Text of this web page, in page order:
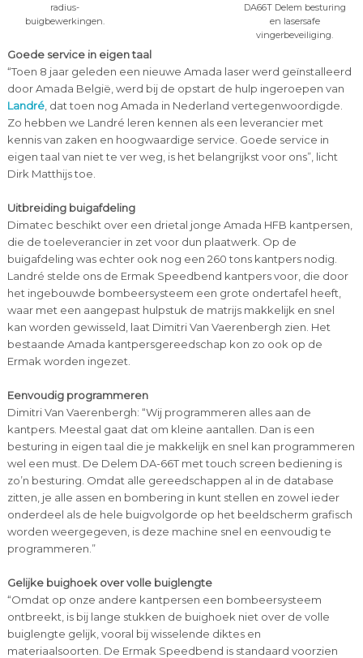
radius-
buigbewerkingen.
DA66T Delem besturing
en lasersafe
vingerbeveiliging.
Goede service in eigen taal
“Toen 8 jaar geleden een nieuwe Amada laser werd geïnstalleerd
door Amada België, werd bij de opstart de hulp ingeroepen van
Landré, dat toen nog Amada in Nederland vertegenwoordigde.
Zo hebben we Landré leren kennen als een leverancier met
kennis van zaken en hoogwaardige service. Goede service in
eigen taal van niet te ver weg, is het belangrijkst voor ons”, licht
Dirk Matthijs toe.
Uitbreiding buigafdeling
Dimatec beschikt over een drietal jonge Amada HFB kantpersen,
die de toeleverancier in zet voor dun plaatwerk. Op de
buigafdeling was echter ook nog een 260 tons kantpers nodig.
Landré stelde ons de Ermak Speedbend kantpers voor, die door
het ingebouwde bombeersysteem een grote ondertafel heeft,
waar met een aangepast hulpstuk de matrijs makkelijk en snel
kan worden gewisseld, laat Dimitri Van Vaerenbergh zien. Het
bestaande Amada kantpersgereedschap kon zo ook op de
Ermak worden ingezet.
Eenvoudig programmeren
Dimitri Van Vaerenbergh: “Wij programmeren alles aan de
kantpers. Meestal gaat dat om kleine aantallen. Dan is een
besturing in eigen taal die je makkelijk en snel kan programmeren
wel een must. De Delem DA-66T met touch screen bediening is
zo’n besturing. Omdat alle gereedschappen al in de database
zitten, je alle assen en bombering in kunt stellen en zowel ieder
onderdeel als de hele buigvolgorde op het beeldscherm grafisch
worden weergegeven, is deze machine snel en eenvoudig te
programmeren.”
Gelijke buighoek over volle buiglengte
“Omdat op onze andere kantpersen een bombeersysteem
ontbreekt, is bij lange stukken de buighoek niet over de volle
buiglengte gelijk, vooral bij wisselende diktes en
materiaalsoorten. De Ermak Speedbend is standaard voorzien